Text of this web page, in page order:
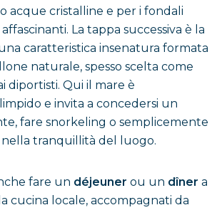
acque cristalline e per i fondali
La tappa successiva è la
caratteristica insenatura formata
naturale, spesso scelta come
diportisti. Qui il mare è
e invita a concedersi un
fare snorkeling o semplicemente
nella tranquillità del luogo.
fare un déjeuner ou un dîner a
cucina locale, accompagnati da